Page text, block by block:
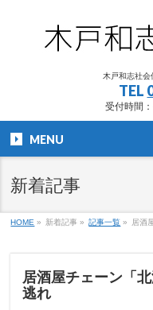
木戸和志社会
TEL
受付時間
MENU
新着記事
HOME » 新着記事 » 記事一覧 » 居酒
居酒屋チェーン「
逃れ